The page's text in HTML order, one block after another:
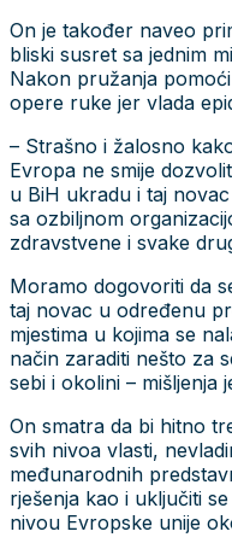
On je također naveo
bliski susret sa jednim
Nakon pružanja
opere ruke jer vlada
– Strašno i žalosno
Evropa ne smije
u BiH ukradu i taj
sa ozbiljnom
zdravstvene i svake
Moramo dogovoriti da
taj novac u određenu
mjestima u kojima se
način zaraditi nešto za
sebi i okolini – mišljenja
On smatra da bi hitno
svih nivoa vlasti,
međunarodnih
rješenja kao i uključiti
nivou Evropske unije